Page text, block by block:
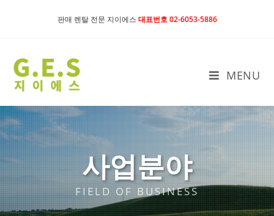
판매 렌탈 전문 지이에스 대표번호 02-6053-5886
MENU
사업분야
FIELD OF BUSINESS